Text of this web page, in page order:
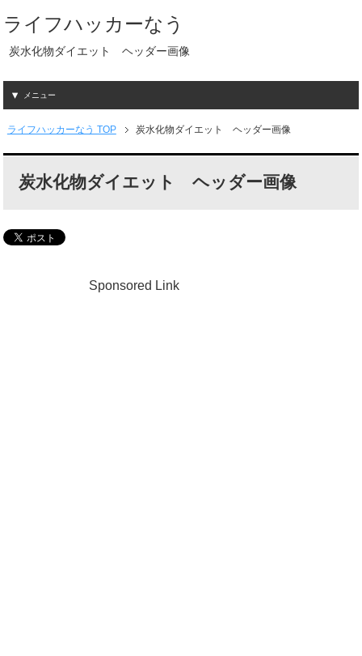
ライフハッカーなう
炭水化物ダイエット ヘッダー画像
メニュー
ライフハッカーなう TOP 炭水化物ダイエット ヘッダー画像
炭水化物ダイエット ヘッダー画像
Sponsored Link